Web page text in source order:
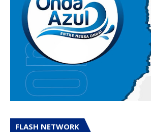
FLASH NETWORK